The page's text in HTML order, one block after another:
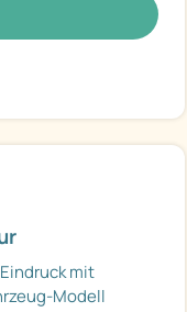
mit
Modell